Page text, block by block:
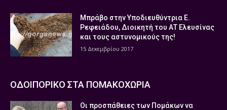
Μπράβο στην Υποδιευθύντρια Ε.
Ρεφειάδου, Διοικητή του ΑΤ Ελευσίνας
και τους αστυνομικούς της!
15 Δεκεμβρίου 2017
ΟΔΟΙΠΟΡΙΚΟ ΣΤΑ ΠΟΜΑΚΟΧΩΡΙΑ
Οι προσπάθειες των Πομάκων να